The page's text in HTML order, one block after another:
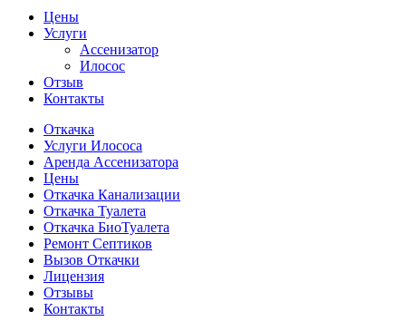
Цены
Услуги
Ассенизатор
Илосос
Отзыв
Контакты
Откачка
Услуги Илососа
Аренда Ассенизатора
Цены
Откачка Канализации
Откачка Туалета
Откачка БиоТуалета
Ремонт Септиков
Вызов Откачки
Лицензия
Отзывы
Контакты